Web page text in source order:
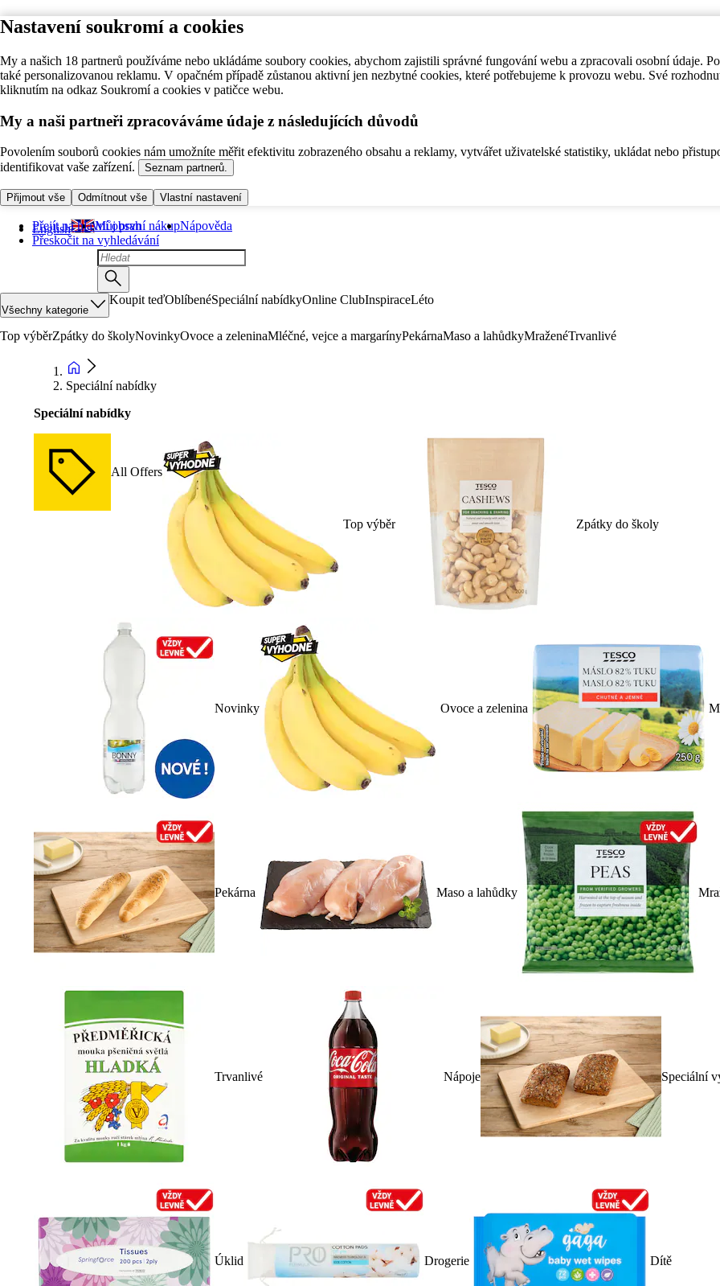
Nastavení soukromí a cookies
My a našich 18 partnerů používáme nebo ukládáme soubory cookies, abychom zajistili správné fungování webu a zpracovali osobní údaje.
také personalizovanou reklamu. V opačném případě zůstanou aktivní jen nezbytné cookies, které potřebujeme k provozu webu. Své
kliknutím na odkaz Soukromí a cookies v patičce webu.
My a naši partneři zpracováváme údaje z následujících důvodů
Povolením souborů cookies nám umožníte měřit efektivitu zobrazeného obsahu a reklamy, vytvářet uživatelské statistiky, ukládat nebo
identifikovat vaše zařízení.
Seznam partnerů.
Přijmout vše Odmítnout vše Vlastní nastavení
Přejít na hlavní obsah
Přeskočit na vyhledávání
English Můj první nákupNápověda
Všechny kategorie
Koupit teďOblíbenéSpeciální nabídkyOnline ClubInspiraceLéto
Top výběrZpátky do školyNovinkyOvoce a zeleninaMléčné, vejce a margarínyPekárnaMaso a lahůdkyMraženéTrvanlivé
Speciální nabídky
Speciální nabídky
All Offers
Top výběr Zpátky do školy
Novinky Ovoce a zelenina
Pekárna Maso a lahůdky
Trvanlivé Nápoje Speciální
Úklid Drogerie Dítě